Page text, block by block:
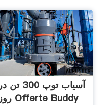
آسیاب توپ 300 تن در
روز Offerte Buddy